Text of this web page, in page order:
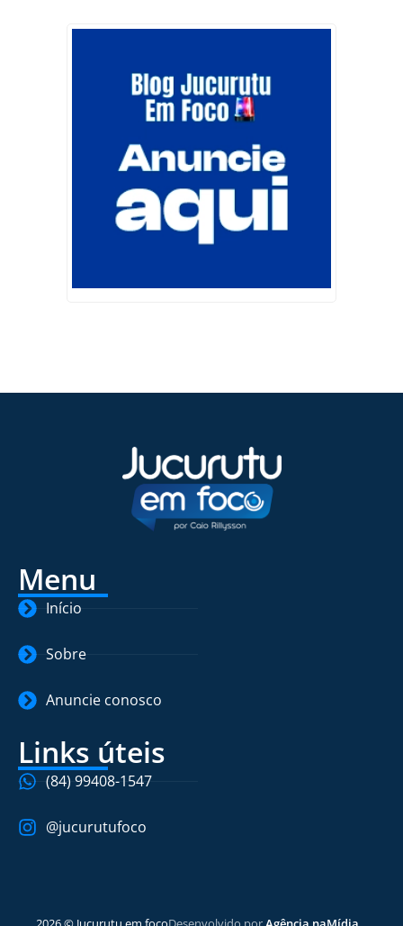
Menu
Início
Sobre
Anuncie conosco
Links úteis
(84) 99408-1547
@jucurutufoco